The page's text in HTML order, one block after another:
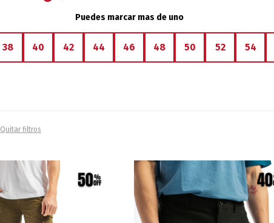
Puedes marcar mas de uno
38 40 42 44 46 48 50 52 54
Quitar filtros